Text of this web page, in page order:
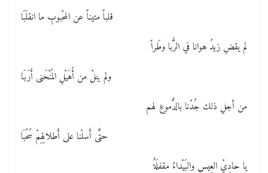
قلباً متيناً عن المحْبوبِ ما انقلَبَا
لم يقضِ زيدُ هوانا في الرُّبا وطَراً
ولم ينلْ من أُهَيْلِ المُنْحَنى أَرَبَا
من أجلِ ذلك جُدْنا بالدُّموعِ لهم
حتَّى أَسلْنا على أَطلالِهِمْ سُحُبَا
يا حادِيْ العِيسِ والبَيْداءُ مقفلَةٌ